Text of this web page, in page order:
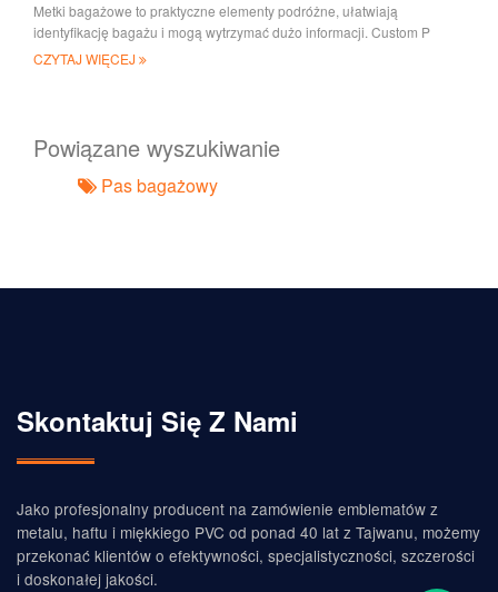
Metki bagażowe to praktyczne elementy podróżne, ułatwiają
identyfikację bagażu i mogą wytrzymać dużo informacji. Custom P
CZYTAJ WIĘCEJ
Powiązane wyszukiwanie
Pas bagażowy
Skontaktuj Się Z Nami
Jako profesjonalny producent na zamówienie emblematów z
metalu, haftu i miękkiego PVC od ponad 40 lat z Tajwanu, możemy
przekonać klientów o efektywności, specjalistyczności, szczerości
i doskonałej jakości.